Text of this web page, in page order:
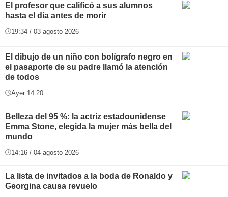
El profesor que calificó a sus alumnos
hasta el día antes de morir
19:34 / 03 agosto 2026
El dibujo de un niño con bolígrafo negro en
el pasaporte de su padre llamó la atención
de todos
Ayer 14:20
Belleza del 95 %: la actriz estadounidense
Emma Stone, elegida la mujer más bella del
mundo
14:16 / 04 agosto 2026
La lista de invitados a la boda de Ronaldo y
Georgina causa revuelo